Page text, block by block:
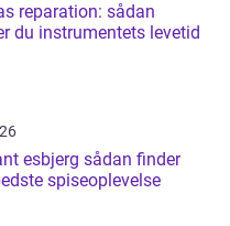
reparation: sådan
du instrumentets levetid
sådan finder
spiseoplevelse